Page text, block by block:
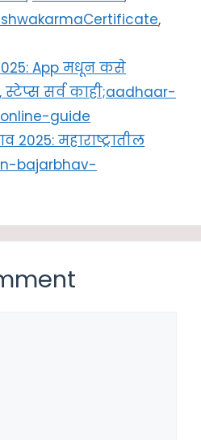
,
App मधून कसे
सर्व काही;aadhaar-
guide
2025: महाराष्ट्रातील
bajarbhav-